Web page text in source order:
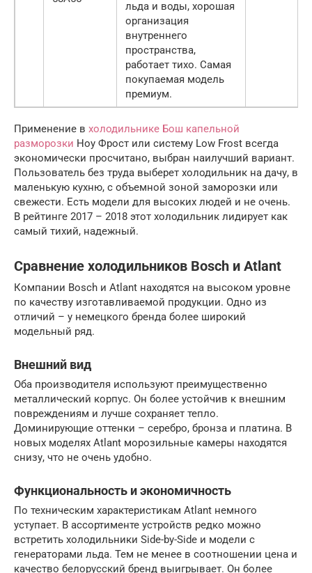
льда и воды, хорошая
организация
внутреннего
пространства,
работает тихо. Самая
покупаемая модель
премиум.
Применение в холодильнике Бош капельной
разморозки Ноу Фрост или систему Low Frost всегда
экономически просчитано, выбран наилучший вариант.
Пользователь без труда выберет холодильник на дачу, в
маленькую кухню, с объемной зоной заморозки или
свежести. Есть модели для высоких людей и не очень.
В рейтинге 2017 – 2018 этот холодильник лидирует как
самый тихий, надежный.
Сравнение холодильников Bosch и Atlant
Компании Bosch и Atlant находятся на высоком уровне
по качеству изготавливаемой продукции. Одно из
отличий – у немецкого бренда более широкий
модельный ряд.
Внешний вид
Оба производителя используют преимущественно
металлический корпус. Он более устойчив к внешним
повреждениям и лучше сохраняет тепло.
Доминирующие оттенки – серебро, бронза и платина. В
новых моделях Atlant морозильные камеры находятся
снизу, что не очень удобно.
Функциональность и экономичность
По техническим характеристикам Atlant немного
уступает. В ассортименте устройств редко можно
встретить холодильники Side-by-Side и модели с
генераторами льда. Тем не менее в соотношении цена и
качество белорусский бренд выигрывает. Он более